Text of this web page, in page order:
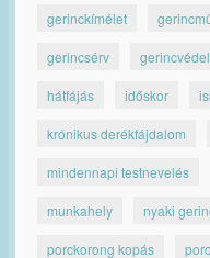
gerinckímélet
gerincsérv
hátfájás időskor
krónikus derékfájdalom
mindennapi testnevelés
munkahely nyaki
porckorong kopás